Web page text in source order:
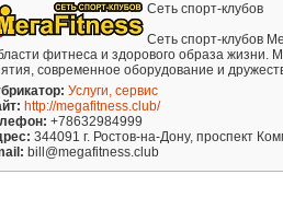
Сеть спорт-клубов
Сеть спорт-клубов
фитнеса и здорового образа жизни.
современное оборудование и
Услуги, сервис
http://megafitness.club/
+78632984999
344091 г. Ростов-на-Дону, проспект
bill@megafitness.club